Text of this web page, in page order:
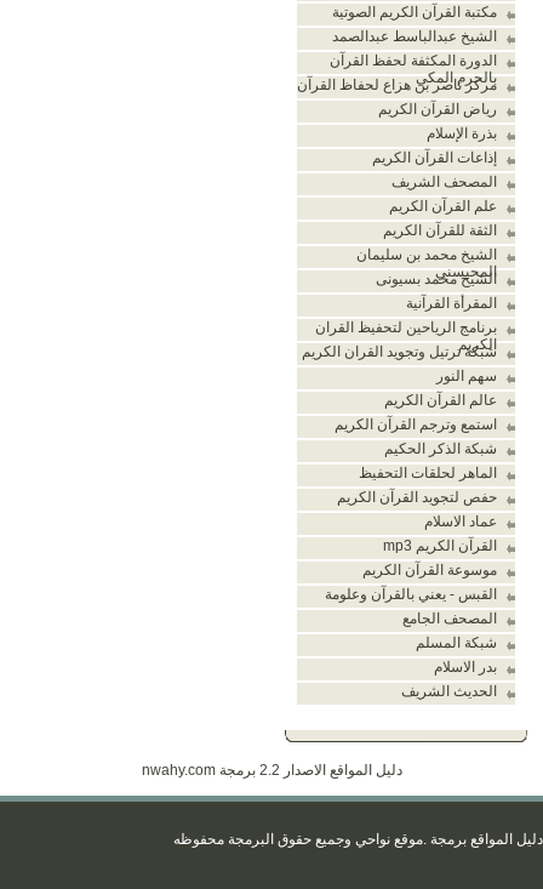
مكتبة القرآن الكريم الصوتية
الشيخ عبدالباسط عبدالصمد
الدورة المكثفة لحفظ القرآن
بالحرم المكي
مركز ناصر بن هزاع لحفاظ القرآن
رياض القرآن الكريم
بذرة الإسلام
إذاعات القرآن الكريم
المصحف الشريف
علم القرآن الكريم
الثقة للقرآن الكريم
الشيخ محمد بن سليمان
المحيسني
الشيخ محمد بسيونى
المقرأة القرآنية
برنامج الرياحين لتحفيظ القران
الكريم
شبكة ترتيل وتجويد القران الكريم
سهم النور
عالم القرآن الكريم
استمع وترجم القرآن الكريم
شبكة الذكر الحكيم
الماهر لحلقات التحفيظ
حفص لتجويد القرآن الكريم
عماد الاسلام
القرآن الكريم mp3
موسوعة القرآن الكريم
القبس - يعني بالقرآن وعلومة
المصحف الجامع
شبكة المسلم
بدر الاسلام
الحديث الشريف
دليل المواقع الاصدار 2.2 برمجة nwahy.com
المواقع برمجة.موقع نواحيوجميع حقوق البرمجة محفوظه